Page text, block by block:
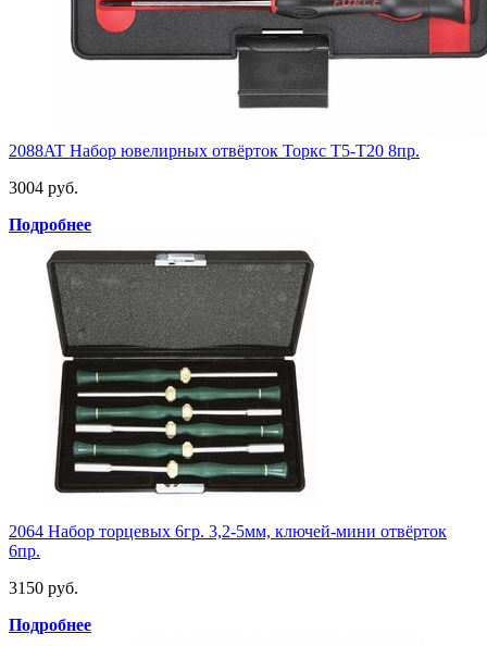
2088AT Набор ювелирных отвёрток Торкс T5-T20 8пр.
3004 руб.
Подробнее
2064 Набор торцевых 6гр. 3,2-5мм, ключей-мини отвёрток
6пр.
3150 руб.
Подробнее